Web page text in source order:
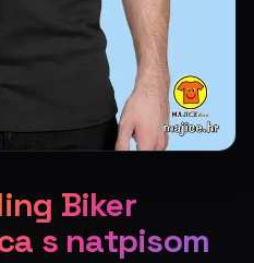
Biker
s natpisom